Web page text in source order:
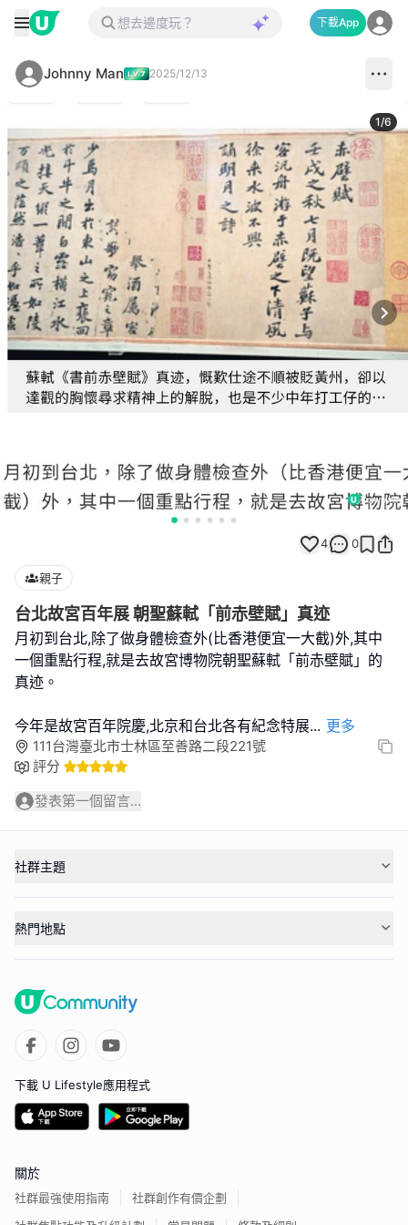
下載App
Johnny Man 2025/12/13
1/6
4 0
親子
台北故宮百年展 朝聖蘇軾「前赤壁賦」真迹
月初到台北,除了做身體檢查外(比香港便宜一大截)外,其中
一個重點行程,就是去故宮博物院朝聖蘇軾「前赤壁賦」的
真迹。
今年是故宮百年院慶,北京和台北各有紀念特展... 更多
111台灣臺北市士林區至善路二段221號
評分
發表第一個留言...
社群主題
熱門地點
下載 U Lifestyle應用程式
關於
社群最強使用指南
社群創作有價企劃